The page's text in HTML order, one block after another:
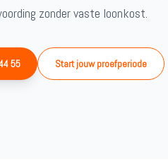
zonder vaste loonkost.
55 Start jouw proefperiode